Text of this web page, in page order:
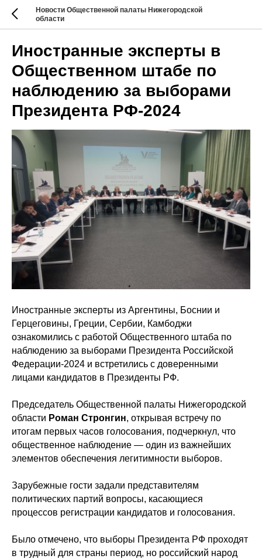
Новости Общественной палаты Нижегородской
области
Иностранные эксперты в
Общественном штабе по
наблюдению за выборами
Президента РФ-2024
Иностранные эксперты из Аргентины, Боснии и
Герцеговины, Греции, Сербии, Камбоджи
ознакомились с работой Общественного штаба по
наблюдению за выборами Президента Российской
Федерации-2024 и встретились с доверенными
лицами кандидатов в Президенты РФ.
Председатель Общественной палаты Нижегородской
области Роман Стронгин, открывая встречу по
итогам первых часов голосования, подчеркнул, что
общественное наблюдение — один из важнейших
элементов обеспечения легитимности выборов.
Зарубежные гости задали представителям
политических партий вопросы, касающиеся
процессов регистрации кандидатов и голосования.
Было отмечено, что выборы Президента РФ проходят
в трудный для страны период, но российский народ